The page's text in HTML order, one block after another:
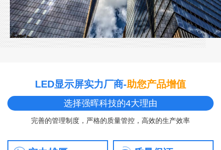
LED显示屏实力厂商-助您产品增值
选择强晖科技的4大理由
完善的管理制度，严格的质量管控，高效的生产效率